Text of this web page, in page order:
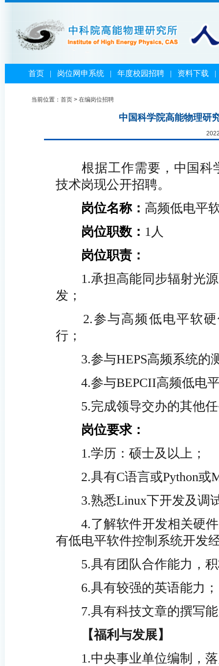
首页| 岗位网申系统| 年度校园招聘| 资料下载
当前位置： 首页 > 在编岗位招聘
中国科学院高能物理研
根据工作需要，中国科
技术岗现公开招聘。
岗位名称： 高频低电平
岗位职数： 1人
岗位职责：
1.承担高能同步辐射光
发；
2.参与高频低电平软
行；
3.参与HEPS高频系统的
4.参与BEPCII高频低电
5.完成领导交办的其他
岗位要求：
1.学历：硕士及以上；
2.具有C语言或Python
3.熟悉Linux下开发及调
4.了解软件开发相关硬
有低电平软件控制系统开发
5.具有团队合作能力，
6.具有较强的英语能力；
7.具有科技文章的撰写
【福利与发展】
1.中央事业单位编制，